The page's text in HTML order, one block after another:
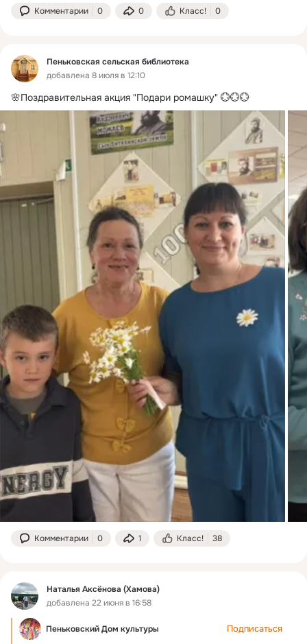
Комментарии 0 0 Класс! 0
Пеньковская сельская библиотека
добавлена 8 июля в 12:10
🌸Поздравительная акция "Подари ромашку" 💮💮💮
Комментарии 0 1 Класс! 38
Наталья Аксёнова (Хамова)
добавлена 22 июня в 16:58
Пеньковский Дом культуры Подписаться